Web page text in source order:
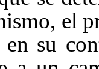
el
su